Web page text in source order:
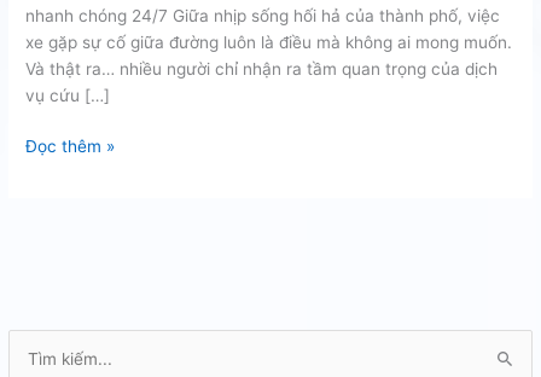
nhanh chóng 24/7 Giữa nhịp sống hối hả của thành phố, việc
xe gặp sự cố giữa đường luôn là điều mà không ai mong muốn.
Và thật ra… nhiều người chỉ nhận ra tầm quan trọng của dịch
vụ cứu […]
cứu
Đọc thêm »